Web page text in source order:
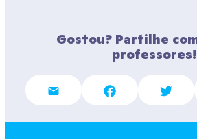
Gostou? Partilhe
professores!